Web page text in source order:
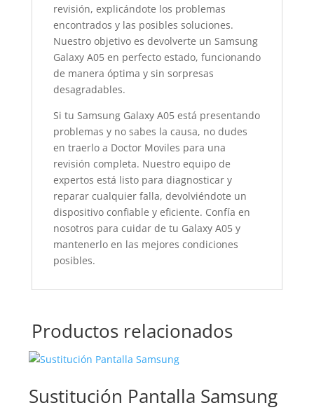
revisión, explicándote los problemas
encontrados y las posibles soluciones.
Nuestro objetivo es devolverte un Samsung
Galaxy A05 en perfecto estado, funcionando
de manera óptima y sin sorpresas
desagradables.
Si tu Samsung Galaxy A05 está presentando
problemas y no sabes la causa, no dudes
en traerlo a Doctor Moviles para una
revisión completa. Nuestro equipo de
expertos está listo para diagnosticar y
reparar cualquier falla, devolviéndote un
dispositivo confiable y eficiente. Confía en
nosotros para cuidar de tu Galaxy A05 y
mantenerlo en las mejores condiciones
posibles.
Productos relacionados
Sustitución Pantalla Samsung